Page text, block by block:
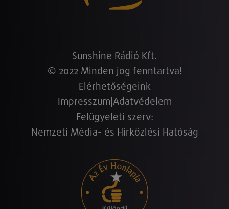
Sunshine Rádió Kft.
© 2022 Minden jog fenntartva!
Elérhetőségeink
Impresszum Adatvédelem
Felügyeleti szerv:
Nemzeti Média- és Hírközlési Hatóság